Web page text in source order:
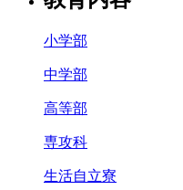
小学部
中学部
高等部
専攻科
生活自立寮